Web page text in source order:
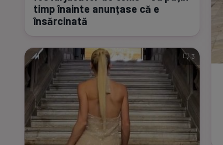
timp înainte anunțase că e
însărcinată
3